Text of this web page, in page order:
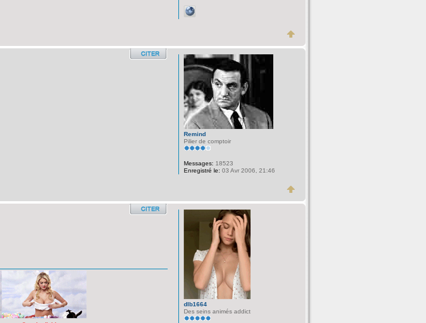
Remind
Pilier de comptoir
Messages: 18523
Enregistré le: 03 Avr 2006, 21:46
dlb1664
Des seins animés addict